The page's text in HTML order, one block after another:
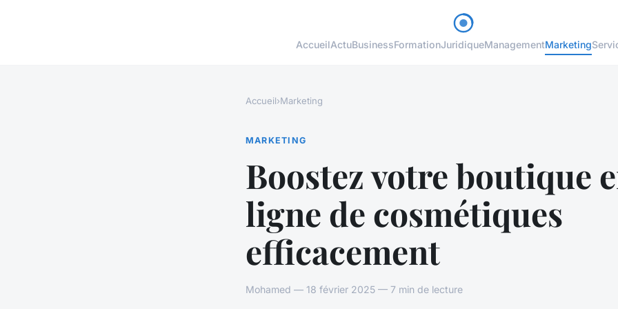
AccueilActuBusinessFormationJuridiqueManagementMarketing
Accueil›Marketing
MARKETING
Boostez votre boutique
ligne de cosmétiques
efficacement
Mohamed — 18 février 2025 — 7 min de lecture